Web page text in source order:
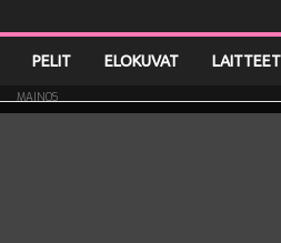
PELIT ELOKUVAT
MAINOS